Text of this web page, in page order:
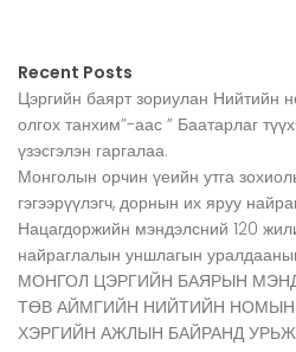
Recent Posts
Цэргийн баярт зориулан Нийтийн
олгох танхим”-аас ” Баатарлаг
үзэсгэлэн гаргалаа.
Монголын орчин үеийн утга
гэгээрүүлэгч, дорнын их яруу
Нацагдоржийн мэндэлсний 120
найраглалын уншлагын
МОНГОЛ ЦЭРГИЙН БАЯРЫН
ТӨВ АЙМГИЙН НИЙТИЙН НОМЫН
ХЭРГИЙН АЖЛЫН БАЙРАНД